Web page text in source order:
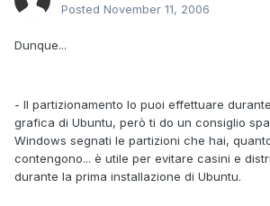
Posted November 11, 2006
Dunque...
- Il partizionamento lo puoi effettuare
grafica di Ubuntu, però ti do un consiglio
Windows segnati le partizioni che hai,
contengono... è utile per evitare casini e
durante la prima installazione di Ubuntu.